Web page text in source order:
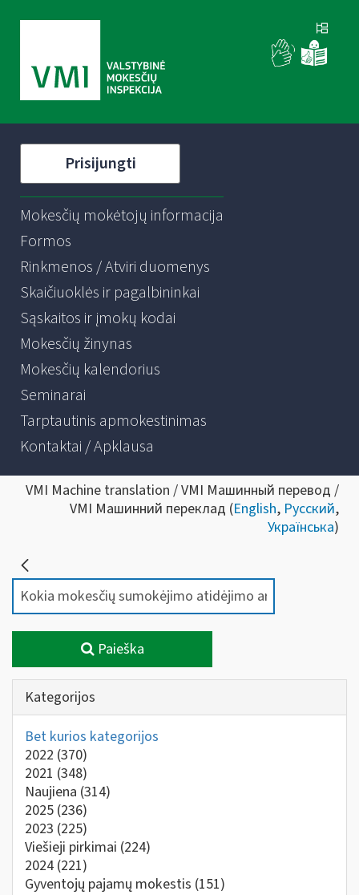
Prisijungti
Mokesčių mokėtojų informacija
Formos
Rinkmenos / Atviri duomenys
Skaičiuoklės ir pagalbininkai
Sąskaitos ir įmokų kodai
Mokesčių žinynas
Mokesčių kalendorius
Seminarai
Tarptautinis apmokestinimas
Kontaktai / Apklausa
VMI Machine translation / VMI Машинный перевод /
VMI Машинний переклад (English, Русский,
Українська)
Paieška
Kategorijos
Bet kurios kategorijos
2022 (370)
2021 (348)
Naujiena (314)
2025 (236)
2023 (225)
Viešieji pirkimai (224)
2024 (221)
Gyventojų pajamų mokestis (151)